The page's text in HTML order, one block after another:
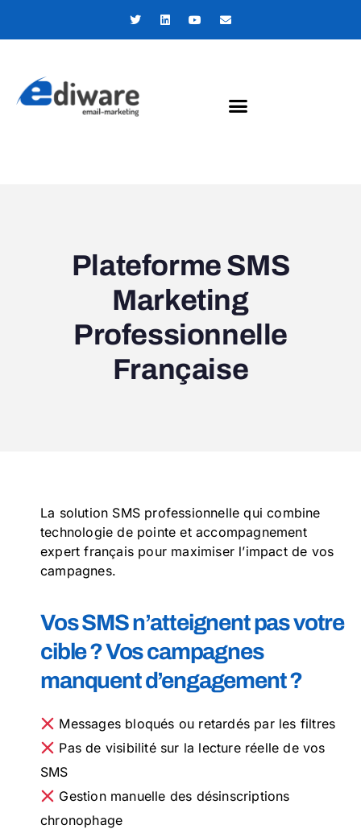
Plateforme SMS
Marketing
Professionnelle
Française
La solution SMS professionnelle qui combine
technologie de pointe et accompagnement
expert français pour maximiser l’impact de vos
campagnes.
Vos SMS n’atteignent pas votre
cible ? Vos campagnes
manquent d’engagement ?
Messages bloqués ou retardés par les filtres
Pas de visibilité sur la lecture réelle de vos
SMS
Gestion manuelle des désinscriptions
chronophage